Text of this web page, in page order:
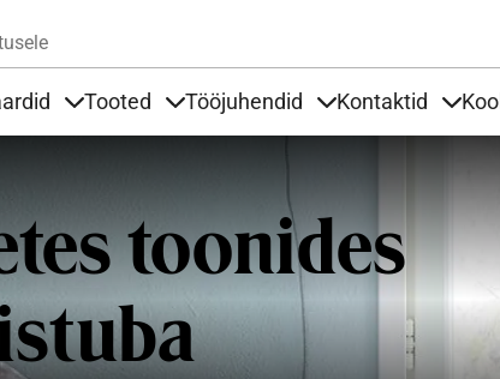
Tooted Tööjuhendid Kontaktid
toonides